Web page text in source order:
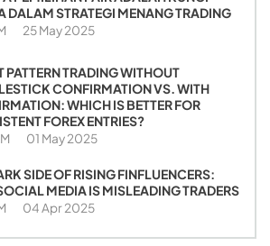
DALAM STRATEGI MENANG TRADING
25 May 2025
PATTERN TRADING WITHOUT
CONFIRMATION VS. WITH
WHICH IS BETTER FOR
FOREX ENTRIES?
01 May 2025
SIDE OF RISING FINFLUENCERS:
MEDIA IS MISLEADING TRADERS
04 Apr 2025